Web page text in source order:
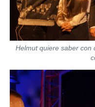
Helmut quiere saber con